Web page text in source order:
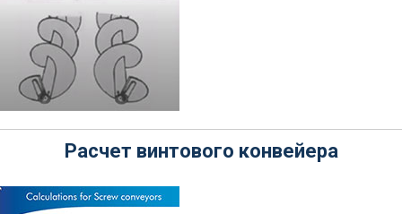
Расчет винтового конвейера